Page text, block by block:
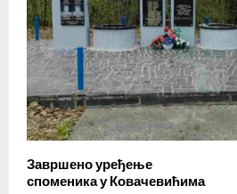
Завршено уређење
споменика у Ковачевићима